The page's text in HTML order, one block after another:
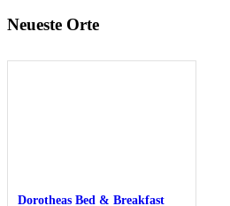
Neueste Orte
Dorotheas Bed & Breakfast